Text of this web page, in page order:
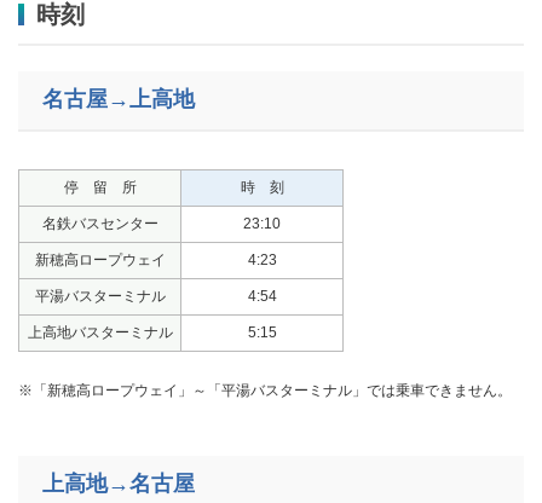
時刻
名古屋→上高地
停 留 所 時 刻
名鉄バスセンター 23:10
新穂高ロープウェイ 4:23
平湯バスターミナル 4:54
上高地バスターミナル 5:15
※「新穂高ロープウェイ」～「平湯バスターミナル」では乗車できません。
上高地→名古屋